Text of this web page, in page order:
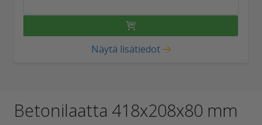
Näytä lisätiedot
Betonilaatta 418x208x80 mm